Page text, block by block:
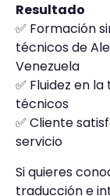
Resultado
✅ Formación
técnicos de
Venezuela
✅ Fluidez en
técnicos
✅ Cliente
servicio
Si quieres
traducción e